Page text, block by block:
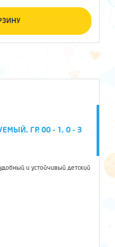
ГР. 00 - 1, 0 - 3
и устойчивый детский